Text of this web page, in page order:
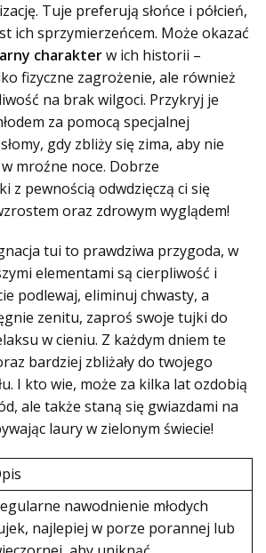
Tuje preferują słońce i półcień,
ich sprzymierzeńcem. Może okazać
charakterw ich historii –
fizyczne zagrożenie, ale również
na brak wilgoci. Przykryj je
za pomocą specjalnej
gdy zbliży się zima, aby nie
mroźne noce. Dobrze
z pewnością odwdzięczą ci się
oraz zdrowym wyglądem!
tui to prawdziwa przygoda, w
elementami są cierpliwość i
podlewaj, eliminuj chwasty, a
zenitu, zaproś swoje tujki do
w cieniu. Z każdym dniem te
bardziej zbliżały do twojego
I kto wie, może za kilka lat ozdobią
ale także staną się gwiazdami na
laury w zielonym świecie!
nawodnienie młodych
najlepiej w porze porannej lub